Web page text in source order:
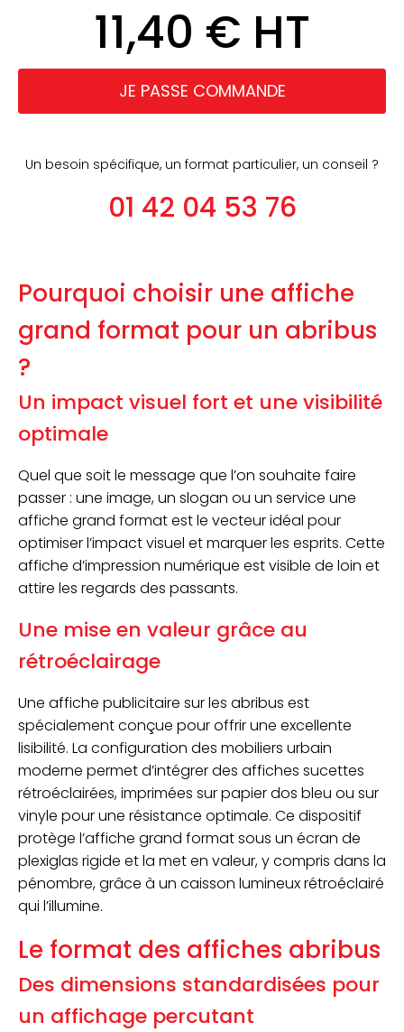
11,40 € HT
JE PASSE COMMANDE
Un besoin spécifique, un format particulier, un conseil ?
01 42 04 53 76
Pourquoi choisir une affiche
grand format pour un abribus
?
Un impact visuel fort et une visibilité
optimale
Quel que soit le message que l’on souhaite faire
passer : une image, un slogan ou un service une
affiche grand format est le vecteur idéal pour
optimiser l’impact visuel et marquer les esprits. Cette
affiche d’impression numérique est visible de loin et
attire les regards des passants.
Une mise en valeur grâce au
rétroéclairage
Une affiche publicitaire sur les abribus est
spécialement conçue pour offrir une excellente
lisibilité. La configuration des mobiliers urbain
moderne permet d’intégrer des affiches sucettes
rétroéclairées, imprimées sur papier dos bleu ou sur
vinyle pour une résistance optimale. Ce dispositif
protège l’affiche grand format sous un écran de
plexiglas rigide et la met en valeur, y compris dans la
pénombre, grâce à un caisson lumineux rétroéclairé
qui l’illumine.
Le format des affiches abribus
Des dimensions standardisées pour
un affichage percutant